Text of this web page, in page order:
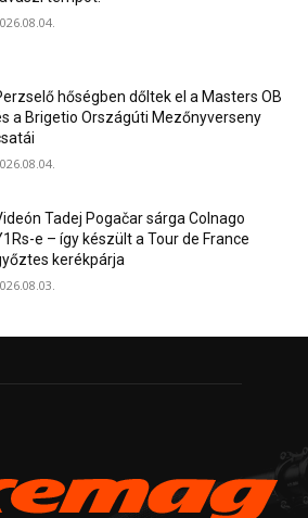
hőségben dőltek el a Masters OB
a Brigetio Országúti Mezőnyverseny
Tadej Pogačar sárga Colnago
e – így készült a Tour de France
kerékpárja